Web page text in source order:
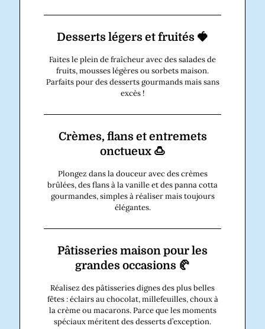
Desserts légers et fruités 🍓
Faites le plein de fraîcheur avec des salades de
fruits, mousses légères ou sorbets maison.
Parfaits pour des desserts gourmands mais sans
excès !
Crèmes, flans et entremets
onctueux 🍮
Plongez dans la douceur avec des crèmes
brûlées, des flans à la vanille et des panna cotta
gourmandes, simples à réaliser mais toujours
élégantes.
Pâtisseries maison pour les
grandes occasions 🥐
Réalisez des pâtisseries dignes des plus belles
fêtes : éclairs au chocolat, millefeuilles, choux à
la crème ou macarons. Parce que les moments
spéciaux méritent des desserts d’exception.